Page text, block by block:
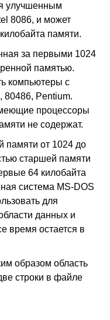
улучшенным
8086, и может
памяти.
за первыми 1024
памятью.
компьютеры с
80486, Pentium.
процессоры
не содержат.
памяти от 1024 до
старшей памяти
64 килобайта
система MS-DOS
для
данных и
время остается в
образом область
строки в файле